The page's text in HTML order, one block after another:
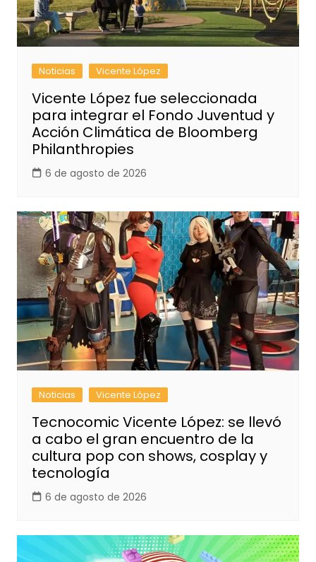
Noticias Vicente López
Vicente López fue seleccionada
para integrar el Fondo Juventud y
Acción Climática de Bloomberg
Philanthropies
6 de agosto de 2026
Noticias Vicente López
Tecnocomic Vicente López: se llevó
a cabo el gran encuentro de la
cultura pop con shows, cosplay y
tecnología
6 de agosto de 2026